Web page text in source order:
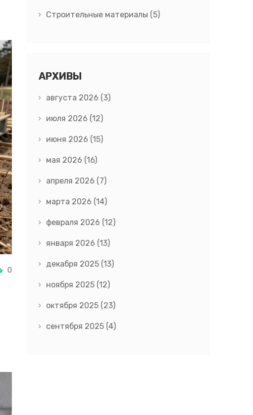
0
Строительные материалы (5)
АРХИВЫ
августа 2026 (3)
июля 2026 (12)
июня 2026 (15)
мая 2026 (16)
апреля 2026 (7)
марта 2026 (14)
февраля 2026 (12)
января 2026 (13)
декабря 2025 (13)
ноября 2025 (12)
октября 2025 (23)
сентября 2025 (4)